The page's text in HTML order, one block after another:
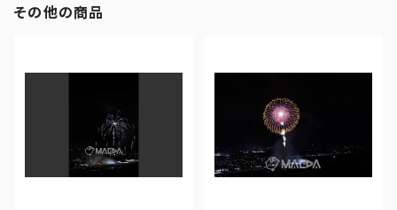
その他の商品